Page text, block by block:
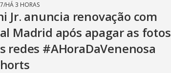
/HÁ 3 HORAS
Jr. anuncia renovação com
Madrid após apagar as fotos
redes #AHoraDaVenenosa